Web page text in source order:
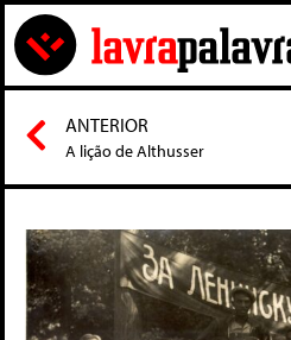
ANTERIOR
A lição de Althusser